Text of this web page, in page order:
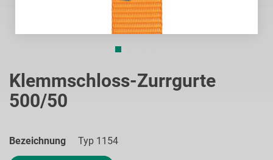
Klemmschloss-Zurrgurte
500/50
Bezeichnung Typ 1154
Anfang
der
Bildgalerie